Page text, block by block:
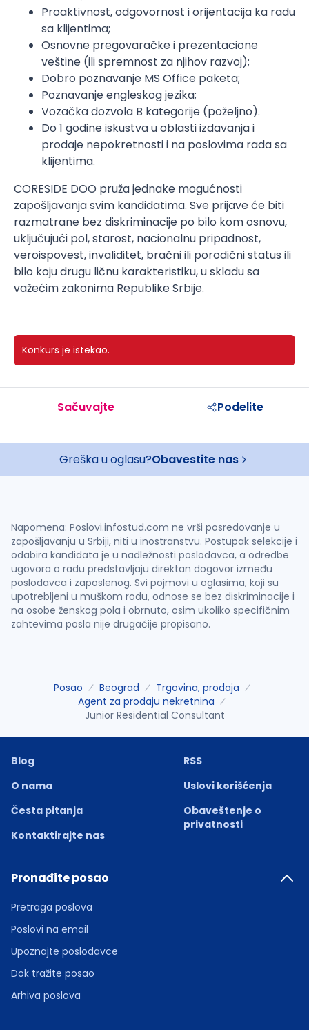
Proaktivnost, odgovornost i orijentacija ka radu
sa klijentima;
Osnovne pregovaračke i prezentacione
veštine (ili spremnost za njihov razvoj);
Dobro poznavanje MS Office paketa;
Poznavanje engleskog jezika;
Vozačka dozvola B kategorije (poželjno).
Do 1 godine iskustva u oblasti izdavanja i
prodaje nepokretnosti i na poslovima rada sa
klijentima.
CORESIDE DOO pruža jednake mogućnosti
zapošljavanja svim kandidatima. Sve prijave će biti
razmatrane bez diskriminacije po bilo kom osnovu,
uključujući pol, starost, nacionalnu pripadnost,
veroispovest, invaliditet, bračni ili porodični status ili
bilo koju drugu ličnu karakteristiku, u skladu sa
važećim zakonima Republike Srbije.
Konkurs je istekao.
Sačuvajte Podelite
Greška u oglasu?Obavestite nas
Napomena: Poslovi.infostud.com ne vrši posredovanje u
zapošljavanju u Srbiji, niti u inostranstvu. Postupak selekcije i
odabira kandidata je u nadležnosti poslodavca, a odredbe
ugovora o radu predstavljaju direktan dogovor između
poslodavca i zaposlenog. Svi pojmovi u oglasima, koji su
upotrebljeni u muškom rodu, odnose se bez diskriminacije i
na osobe ženskog pola i obrnuto, osim ukoliko specifičnim
zahtevima posla nije drugačije propisano.
Posao Beograd
Trgovina, prodaja
Agent za prodaju nekretnina
Junior Residential Consultant
Blog
O nama
Česta pitanja
Kontaktirajte nas
RSS
Uslovi korišćenja
Obaveštenje o
privatnosti
Pronađite posao
Pretraga poslova
Poslovi na email
Upoznajte poslodavce
Dok tražite posao
Arhiva poslova